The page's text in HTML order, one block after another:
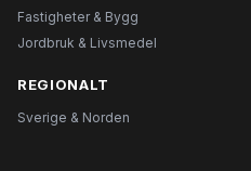
Fastigheter & Bygg
Jordbruk & Livsmedel
REGIONALT
Sverige & Norden